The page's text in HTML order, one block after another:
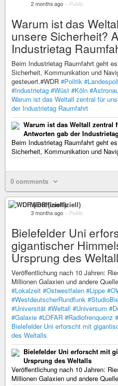
2 months ago – Public
Warum ist das
unsere Sicherheit?
Industrietag
Beim Industrietag Raumfahrt geht
Sicherheit, Kommunikation und
gesteuert.#WDR #Politik
#Industrietag #Wüst #Köln
Warum ist das Weltall zentral für
der Industrietag Raumfahrt
Warum ist das Weltall zentral
Antworten gab der
Beim Industrietag Raumfahrt geht
Sicherheit, Kommunikation und
0 comments
WDR (inoffiziell)
3 months ago – Public
Bielefelder Uni
gigantischer
Ursprung des
Veröffentlichung nach 10 Jahren:
Millionen Galaxien und andere
#Lokalzeit #Ostwestfalen #Lippe
#WestdeutscherRundfunk
#Universität #Weltall #Universum
#Galaxie #LOFAR #Radiofrenquenz
Bielefelder Uni erforscht mit
des Weltalls
Bielefelder Uni erforscht mit
Ursprung des Weltalls
Veröffentlichung nach 10 Jahren:
Millionen Galaxien und andere